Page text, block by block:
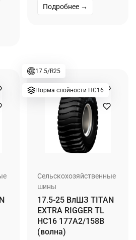
Подробнее →
17.5/R25
Норма слойности НС16
Сельскохозяйственные
шины
17.5-25 ВлШЗ TITAN
EXTRA RIGGER TL
НС16 177A2/158B
(волна)